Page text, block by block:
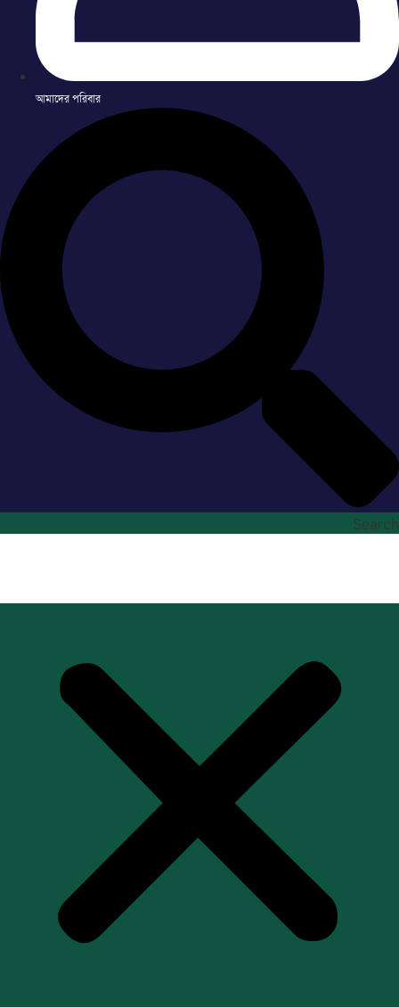
আমাদের পরিবার
Search